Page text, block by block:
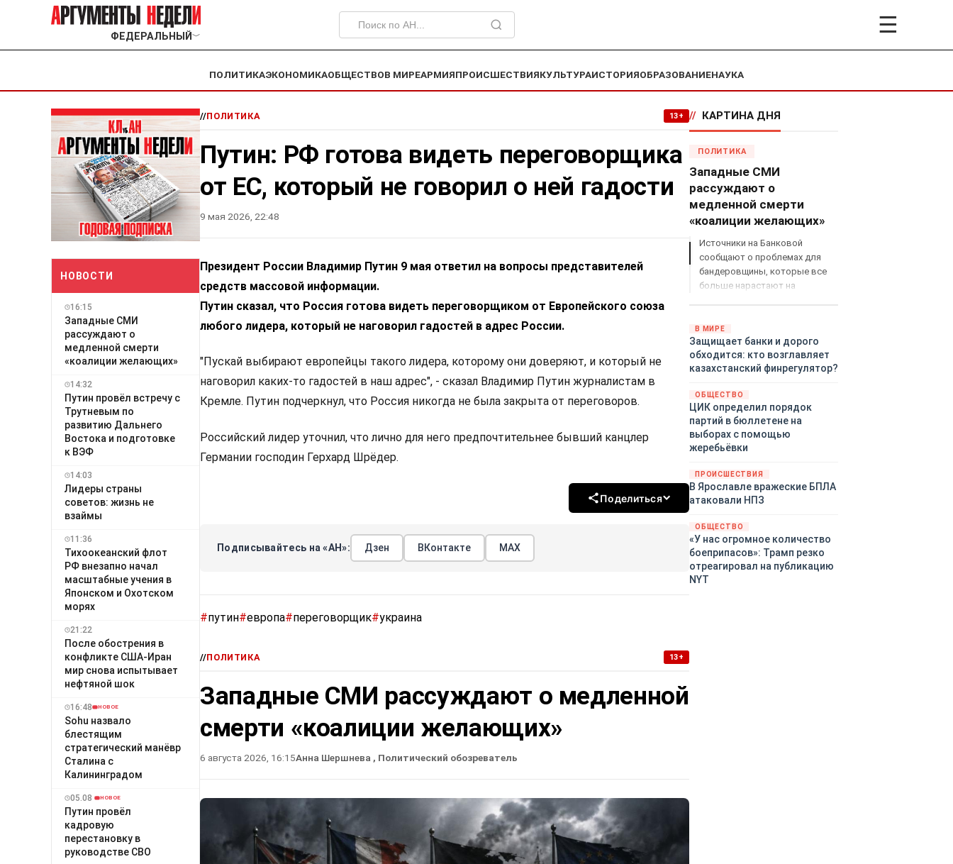
ФЕДЕРАЛЬНЫЙ ﹀ ☰
ПОЛИТИКАЭКОНОМИКАОБЩЕСТВОВ МИРЕАРМИЯПРОИСШЕСТВИЯКУЛЬТУРАИСТОРИЯОБРАЗОВАНИЕНАУКА
НОВОСТИ
16:15
Западные СМИ
рассуждают о
медленной смерти
«коалиции желающих»
14:32
Путин провёл встречу с
Трутневым по
развитию Дальнего
Востока и подготовке
к ВЭФ
14:03
Лидеры страны
советов: жизнь не
взаймы
11:36
Тихоокеанский флот
РФ внезапно начал
масштабные учения в
Японском и Охотском
морях
21:22
После обострения в
конфликте США-Иран
мир снова испытывает
нефтяной шок
16:48 НОВОЕ
Sohu назвало
блестящим
стратегический манёвр
Сталина с
Калининградом
05.08 НОВОЕ
Путин провёл
кадровую
перестановку в
руководстве СВО
//ПОЛИТИКА 13+
Путин: РФ готова видеть переговорщика
от ЕС, который не говорил о ней гадости
9 мая 2026, 22:48
Президент России Владимир Путин 9 мая ответил на вопросы представителей
средств массовой информации.
Путин сказал, что Россия готова видеть переговорщиком от Европейского союза
любого лидера, который не наговорил гадостей в адрес России.
"Пускай выбирают европейцы такого лидера, которому они доверяют, и который не
наговорил каких-то гадостей в наш адрес", - сказал Владимир Путин журналистам в
Кремле. Путин подчеркнул, что Россия никогда не была закрыта от переговоров.
Российский лидер уточнил, что лично для него предпочтительнее бывший канцлер
Германии господин Герхард Шрёдер.
Поделиться
Подписывайтесь на «АН»: Дзен ВКонтакте МАХ
#путин#европа#переговорщик#украина
//ПОЛИТИКА 13+
Западные СМИ рассуждают о медленной
смерти «коалиции желающих»
6 августа 2026, 16:15Анна Шершнева , Политический обозреватель
// КАРТИНА ДНЯ
ПОЛИТИКА
Западные СМИ
рассуждают о
медленной смерти
«коалиции желающих»
Источники на Банковой
сообщают о проблемах для
бандеровщины, которые все
больше нарастают на
«страны 404» в следующем
году. Однако киевские
временщики не торопятся
заключать мир - ведь есть
Политический кризис в
Британии и Германии, выборы
во Франции могут полностью
изменить геополитический
ландшафт в мире, пока
Зеленский ожидает выборов
в США.
В МИРЕ
Защищает банки и дорого
обходится: кто возглавляет
казахстанский финрегулятор?
ОБЩЕСТВО
ЦИК определил порядок
партий в бюллетене на
выборах с помощью
жеребьёвки
ПРОИСШЕСТВИЯ
В Ярославле вражеские БПЛА
атаковали НПЗ
ОБЩЕСТВО
«У нас огромное количество
боеприпасов»: Трамп резко
отреагировал на публикацию
NYT